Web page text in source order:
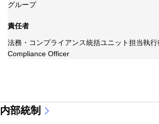
グループ
責任者
法務・コンプライアンス統括ユニット担当執
Compliance Officer
内部統制